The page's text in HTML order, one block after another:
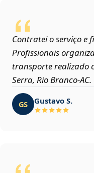
Contratei o serviço e
Profissionais
transporte realizado
Serra, Rio Branco‑AC.
GS Gustavo S.